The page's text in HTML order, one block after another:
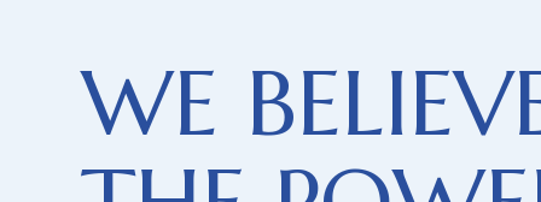
WE BELIEV